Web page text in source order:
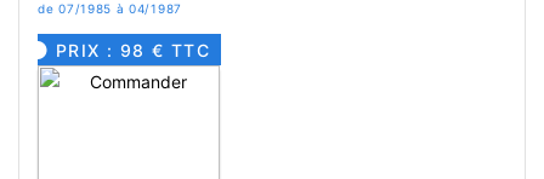
de 07/1985 à 04/1987
PRIX : 98 € TTC